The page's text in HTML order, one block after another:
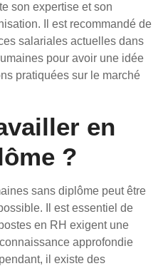
son expertise et son
Il est recommandé de
salariales actuelles dans
pour avoir une idée
pratiquées sur le marché
en
?
sans diplôme peut être
Il est essentiel de
en RH exigent une
approfondie
il existe des